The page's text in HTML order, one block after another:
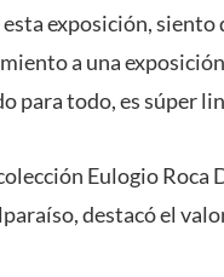
exposición, siento
a una
para todo, es súper
Eulogio Roca
destacó el